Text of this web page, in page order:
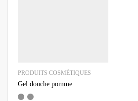
PRODUITS COSMÉTIQUES
Gel douche pomme